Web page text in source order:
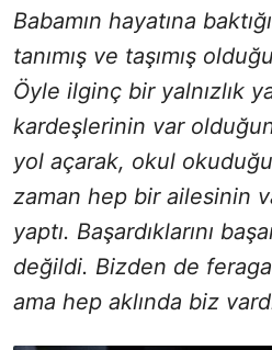
Babamın hayatına
tanımış ve taşımış
Öyle ilginç bir yalnızlık
kardeşlerinin var
yol açarak, okul
zaman hep bir ailesinin
yaptı. Başardıklarını
değildi. Bizden de
ama hep aklında biz